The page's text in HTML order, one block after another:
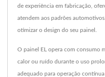
de experiência em fabricação,
atendem aos padrões
otimizar o design do seu painel.
O painel EL opera com consumo
calor ou ruído durante o uso
adequado para operação